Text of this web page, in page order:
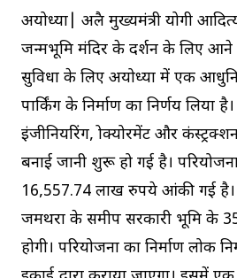
अयोध्या| अप्रैल मुख्यमंत्री योगी
जन्मभूमि मंदिर के दर्शन के लिए आने
सुविधा के लिए अयोध्या में एक
पार्किंग के निर्माण का निर्णय लिया
इंजीनियरिंग, प्रोक्योरमेंट और
बनाई जानी शुरू हो गई है।
16,557.74 लाख रुपये आंकी गई है।
जमथरा के समीप सरकारी भूमि के
होगी। परियोजना का निर्माण लोक